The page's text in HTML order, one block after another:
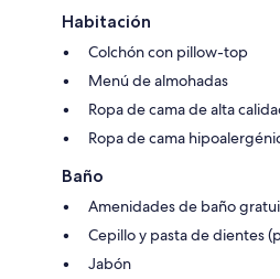
Habitación
Colchón con pillow-top
Menú de almohadas
Ropa de cama de alta
Ropa de cama
Baño
Amenidades de baño
Cepillo y pasta de dientes
Jabón